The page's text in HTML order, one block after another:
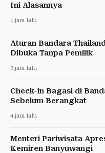
Ini Alasannya
1 jam lalu
Aturan Bandara
Dibuka Tanpa Pemilik
3 jam lalu
Check-in Bagasi di
Sebelum Berangkat
4 jam lalu
Menteri Pariwisata
Kemiren Banyuwangi